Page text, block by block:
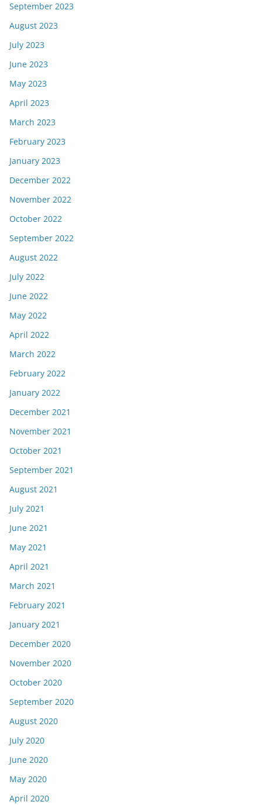
September 2023
August 2023
July 2023
June 2023
May 2023
April 2023
March 2023
February 2023
January 2023
December 2022
November 2022
October 2022
September 2022
August 2022
July 2022
June 2022
May 2022
April 2022
March 2022
February 2022
January 2022
December 2021
November 2021
October 2021
September 2021
August 2021
July 2021
June 2021
May 2021
April 2021
March 2021
February 2021
January 2021
December 2020
November 2020
October 2020
September 2020
August 2020
July 2020
June 2020
May 2020
April 2020